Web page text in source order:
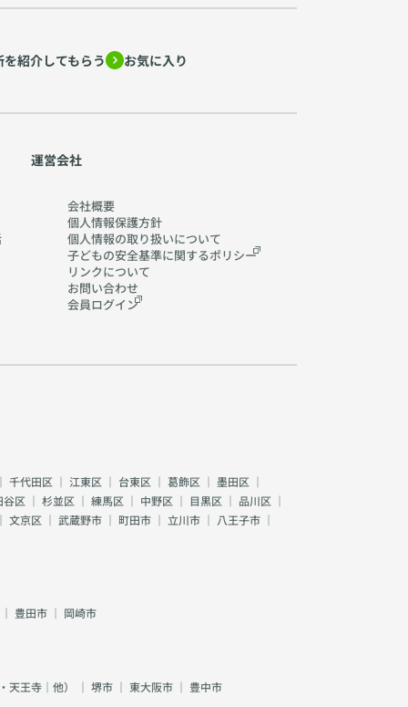
紹介してもらう お気に入り
運営会社
会社概要
個人情報保護方針
個人情報の取り扱いについて
子どもの安全基準に関するポリシー
リンクについて
お問い合わせ
会員ログイン
千代田区 ｜ 江東区 ｜ 台東区 ｜ 葛飾区 ｜ 墨田区 ｜
谷区 ｜ 杉並区 ｜ 練馬区 ｜ 中野区 ｜ 目黒区 ｜ 品川区 ｜
文京区 ｜ 武蔵野市 ｜ 町田市 ｜ 立川市 ｜ 八王子市 ｜
豊田市 ｜ 岡崎市
王寺｜他） ｜ 堺市 ｜ 東大阪市 ｜ 豊中市